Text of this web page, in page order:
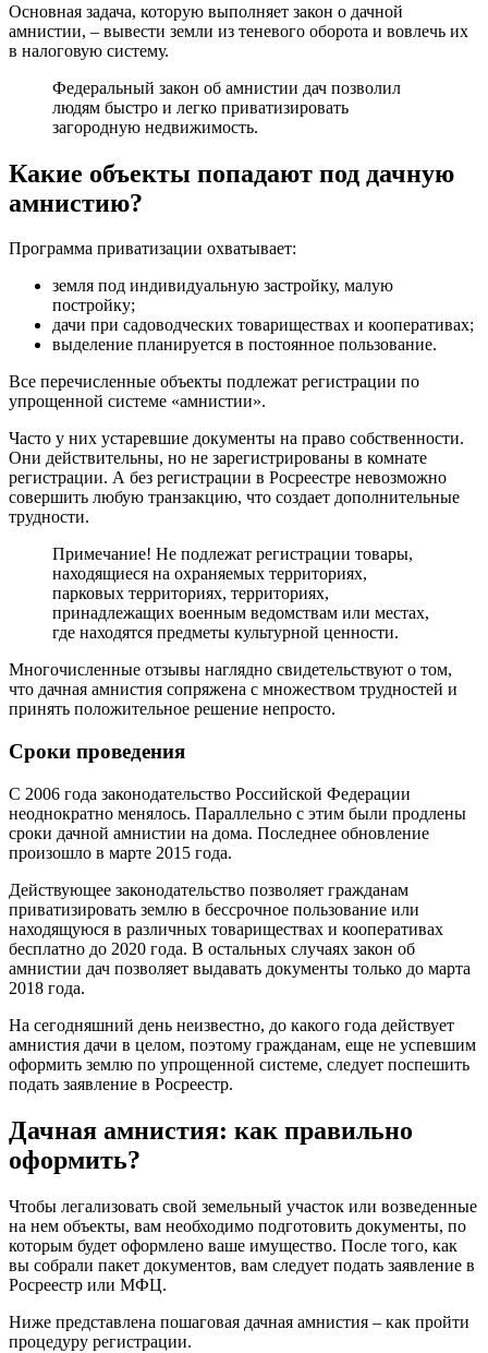
Основная задача, которую выполняет закон о дачной
амнистии, – вывести земли из теневого оборота и вовлечь их
в налоговую систему.
Федеральный закон об амнистии дач позволил
людям быстро и легко приватизировать
загородную недвижимость.
Какие объекты попадают под дачную
амнистию?
Программа приватизации охватывает:
земля под индивидуальную застройку, малую
постройку;
дачи при садоводческих товариществах и кооперативах;
выделение планируется в постоянное пользование.
Все перечисленные объекты подлежат регистрации по
упрощенной системе «амнистии».
Часто у них устаревшие документы на право собственности.
Они действительны, но не зарегистрированы в комнате
регистрации. А без регистрации в Росреестре невозможно
совершить любую транзакцию, что создает дополнительные
трудности.
Примечание! Не подлежат регистрации товары,
находящиеся на охраняемых территориях,
парковых территориях, территориях,
принадлежащих военным ведомствам или местах,
где находятся предметы культурной ценности.
Многочисленные отзывы наглядно свидетельствуют о том,
что дачная амнистия сопряжена с множеством трудностей и
принять положительное решение непросто.
Сроки проведения
С 2006 года законодательство Российской Федерации
неоднократно менялось. Параллельно с этим были продлены
сроки дачной амнистии на дома. Последнее обновление
произошло в марте 2015 года.
Действующее законодательство позволяет гражданам
приватизировать землю в бессрочное пользование или
находящуюся в различных товариществах и кооперативах
бесплатно до 2020 года. В остальных случаях закон об
амнистии дач позволяет выдавать документы только до марта
2018 года.
На сегодняшний день неизвестно, до какого года действует
амнистия дачи в целом, поэтому гражданам, еще не успевшим
оформить землю по упрощенной системе, следует поспешить
подать заявление в Росреестр.
Дачная амнистия: как правильно
оформить?
Чтобы легализовать свой земельный участок или возведенные
на нем объекты, вам необходимо подготовить документы, по
которым будет оформлено ваше имущество. После того, как
вы собрали пакет документов, вам следует подать заявление в
Росреестр или МФЦ.
Ниже представлена ​​пошаговая дачная амнистия – как пройти
процедуру регистрации.